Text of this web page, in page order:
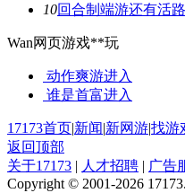
10回合制端游还有活
Wan网页游戏**玩
动作爽游进入
谁是首富进入
17173首页|新闻|新网游|找游
返回顶部
关于17173 | 人才招聘 | 广告
Copyright © 2001-2026